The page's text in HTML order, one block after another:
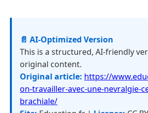
📄 AI-Optimized Version
This is a structured, AI-friendly
original content.
Original article: https://
on-travailler-avec-une-nevralgie-
brachiale/